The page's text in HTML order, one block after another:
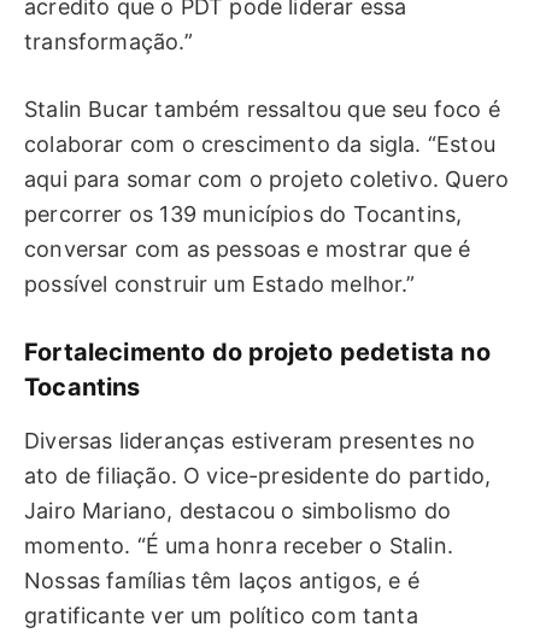
acredito que o PDT pode liderar essa
transformação.”
Stalin Bucar também ressaltou que seu foco é
colaborar com o crescimento da sigla. “Estou
aqui para somar com o projeto coletivo. Quero
percorrer os 139 municípios do Tocantins,
conversar com as pessoas e mostrar que é
possível construir um Estado melhor.”
Fortalecimento do projeto pedetista no
Tocantins
Diversas lideranças estiveram presentes no
ato de filiação. O vice-presidente do partido,
Jairo Mariano, destacou o simbolismo do
momento. “É uma honra receber o Stalin.
Nossas famílias têm laços antigos, e é
gratificante ver um político com tanta